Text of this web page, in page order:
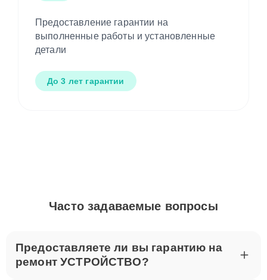
Предоставление гарантии на
выполненные работы и установленные
детали
До 3 лет гарантии
Часто задаваемые вопросы
Предоставляете ли вы гарантию на
ремонт УСТРОЙСТВО?